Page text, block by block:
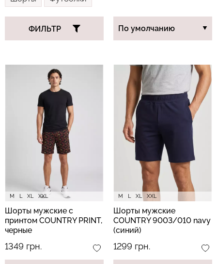
ФИЛЬТР
M L XL XXL
Шорты мужские с
принтом COUNTRY PRINT,
черные
1349 грн.
M L XL XXL
Шорты мужские
COUNTRY 9003/010 navy
(синий)
1299 грн.
Бесшовные леггинсы из
микрофибры LEGGINGS
02 (черный) Giulia
789 грн.
Велосипедки с высокой
талией TRACKS 01
(черный) Giulia
384 грн.549 грн.